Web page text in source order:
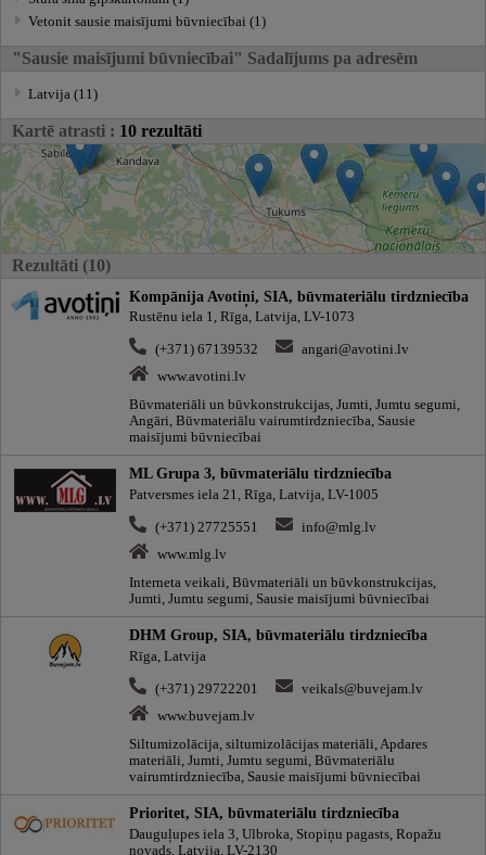
Vetonit sausie maisījumi būvniecībai (1)
"Sausie maisījumi būvniecībai" Sadalījums pa adresēm
Latvija (11)
Kartē atrasti : 10 rezultāti
Rezultāti (10)
Kompānija Avotiņi, SIA, būvmateriālu tirdzniecība
Rustēnu iela 1, Rīga, Latvija, LV-1073
(+371) 67139532
angari@avotini.lv
www.avotini.lv
Būvmateriāli un būvkonstrukcijas, Jumti, Jumtu segumi,
Angāri, Būvmateriālu vairumtirdzniecība, Sausie
maisījumi būvniecībai
ML Grupa 3, būvmateriālu tirdzniecība
Patversmes iela 21, Rīga, Latvija, LV-1005
(+371) 27725551
info@mlg.lv
www.mlg.lv
Interneta veikali, Būvmateriāli un būvkonstrukcijas,
Jumti, Jumtu segumi, Sausie maisījumi būvniecībai
DHM Group, SIA, būvmateriālu tirdzniecība
Rīga, Latvija
(+371) 29722201
veikals@buvejam.lv
www.buvejam.lv
Siltumizolācija, siltumizolācijas materiāli, Apdares
materiāli, Jumti, Jumtu segumi, Būvmateriālu
vairumtirdzniecība, Sausie maisījumi būvniecībai
Prioritet, SIA, būvmateriālu tirdzniecība
Dauguļupes iela 3, Ulbroka, Stopiņu pagasts, Ropažu
novads, Latvija, LV-2130